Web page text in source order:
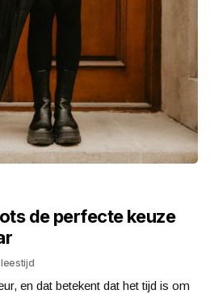
de perfecte keuze
leestijd
en dat betekent dat het tijd is om